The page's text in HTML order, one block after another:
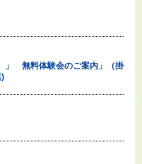
」 無料体験会のご案内」（掛
)